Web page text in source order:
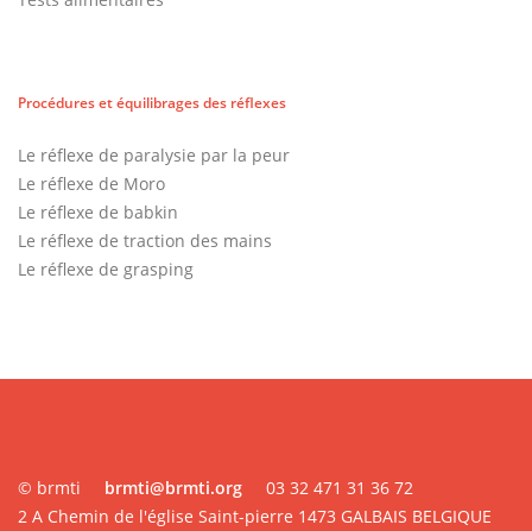
Procédures et équilibrages des réflexes
Le réflexe de paralysie par la peur
Le réflexe de Moro
Le réflexe de babkin
Le réflexe de traction des mains
Le réflexe de grasping
© brmti brmti@brmti.org
03 32 471 31 36 72
2 A Chemin de l'église Saint-pierre 1473 GALBAIS BELGIQUE